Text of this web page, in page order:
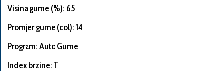
Informacije
o
Visina gume (%): 65
Promjer gume (col): 14
Program: Auto Gume
Index brzine: T